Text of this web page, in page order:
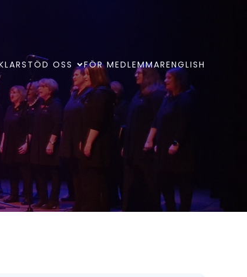
STÖD OSS FÖR MEDLEMMARENGLISH